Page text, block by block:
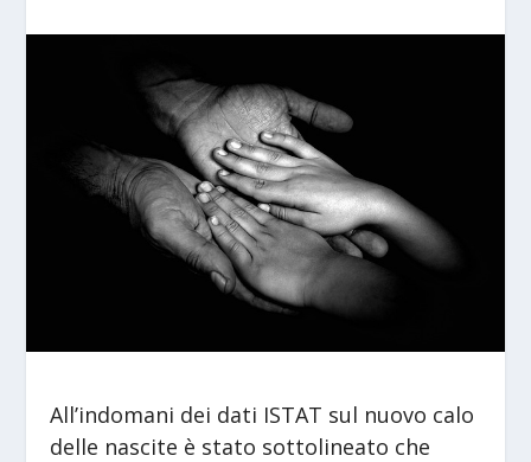
All’indomani dei dati ISTAT sul nuovo calo
delle nascite è stato sottolineato che